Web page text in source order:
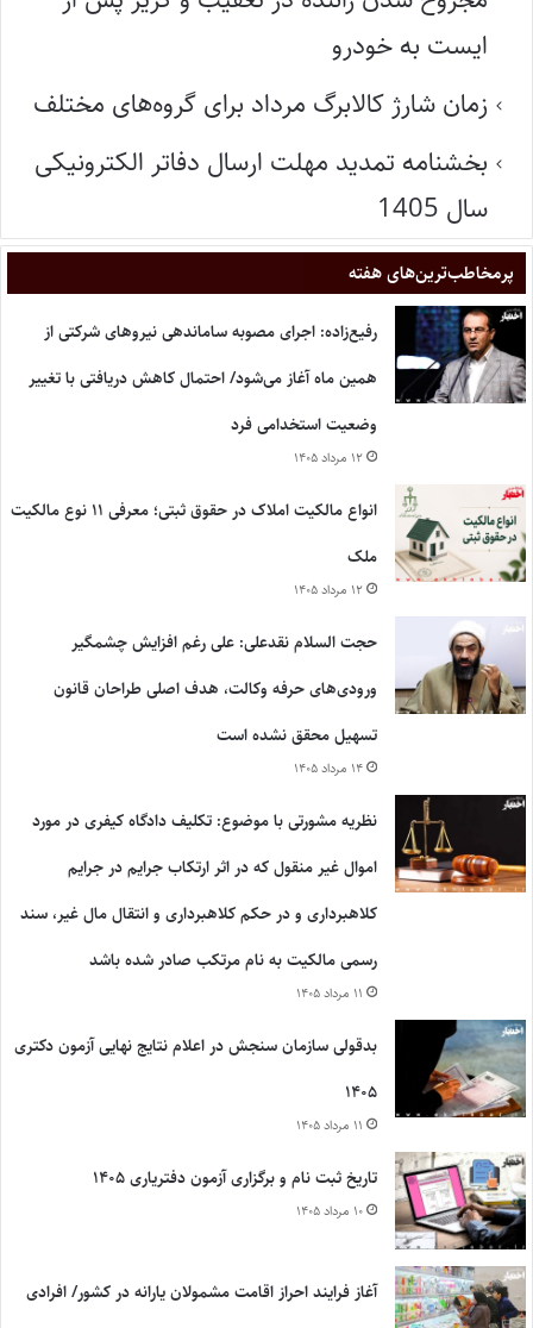
ایست به خودرو
زمان شارژ کالابرگ مرداد برای گروه‌های مختلف
بخشنامه تمدید مهلت ارسال دفاتر الکترونیکی
سال 1405
پر‌مخاطب‌ترین‌های هفته
رفیع‌زاده: اجرای مصوبه ساماندهی نیروهای شرکتی از
همین ماه آغاز می‌شود/ احتمال کاهش دریافتی با تغییر
وضعیت استخدامی فرد
۱۲ مرداد ۱۴۰۵
انواع مالکیت املاک در حقوق ثبتی؛ معرفی ۱۱ نوع مالکیت
ملک
۱۲ مرداد ۱۴۰۵
حجت السلام نقدعلی: علی رغم افزایش چشمگیر
ورودی‌های حرفه وکالت، هدف اصلی طراحان قانون
تسهیل محقق نشده است
۱۴ مرداد ۱۴۰۵
نظریه مشورتی با موضوع: تکلیف دادگاه کیفری در مورد
اموال غیر منقول که در اثر ارتکاب جرایم در جرایم
کلاهبرداری و در حکم کلاهبرداری و انتقال مال غیر، سند
رسمی مالکیت به نام مرتکب صادر شده باشد
۱۱ مرداد ۱۴۰۵
بدقولی سازمان سنجش در اعلام نتایج نهایی آزمون دکتری
۱۴۰۵
۱۱ مرداد ۱۴۰۵
تاریخ ثبت نام و برگزاری آزمون دفتریاری ۱۴۰۵
۱۰ مرداد ۱۴۰۵
آغاز فرایند احراز اقامت مشمولان یارانه در کشور/ افرادی